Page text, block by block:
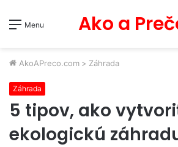
Menu Ako a
AkoAPreco.com > Záhrada
Záhrada
5 tipov, ako
ekologickú